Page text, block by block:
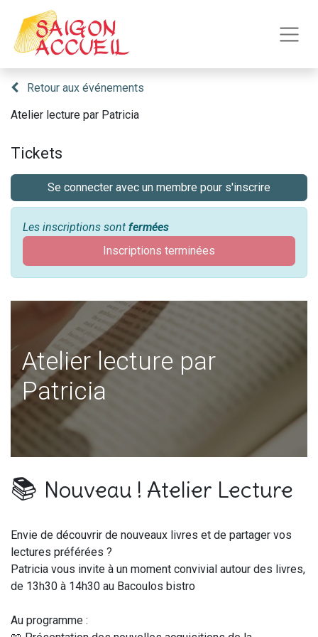
Retour aux événements
Atelier lecture par Patricia
Tickets
Se connecter avec un membre pour s'inscrire
Les inscriptions sont fermées
Inscriptions terminées
Atelier lecture par
Patricia
📚 Nouveau ! Atelier Lecture
Envie de découvrir de nouveaux livres et de partager vos
lectures préférées ?
Patricia vous invite à un moment convivial autour des livres,
de 13h30 à 14h30 au Bacoulos bistro
Au programme :